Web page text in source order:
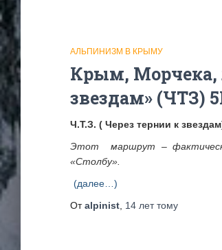
АЛЬПИНИЗМ В КРЫМУ
Крым, Морчека,
звездам» (ЧТЗ)
Ч.Т.З. ( Через тернии к
Этот маршрут –
«Столбу».
(далее…)
Отalpinist 14 леттому